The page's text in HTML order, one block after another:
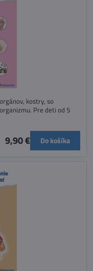
kostry, so
Pre deti od 5
9,90 € Do košíka